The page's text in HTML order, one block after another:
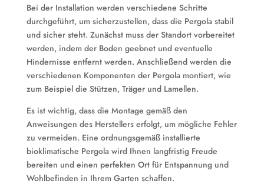
Bei der Installation werden verschiedene Schritte
durchgeführt, um sicherzustellen, dass die Pergola stabil
und sicher steht. Zunächst muss der Standort vorbereitet
werden, indem der Boden geebnet und eventuelle
Hindernisse entfernt werden. Anschließend werden die
verschiedenen Komponenten der Pergola montiert, wie
zum Beispiel die Stützen, Träger und Lamellen.
Es ist wichtig, dass die Montage gemäß den
Anweisungen des Herstellers erfolgt, um mögliche Fehler
zu vermeiden. Eine ordnungsgemäß installierte
bioklimatische Pergola wird Ihnen langfristig Freude
bereiten und einen perfekten Ort für Entspannung und
Wohlbefinden in Ihrem Garten schaffen.